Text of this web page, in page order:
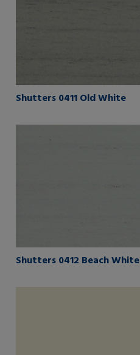
Shutters 0411 Old White
Shutters 0412 Beach White